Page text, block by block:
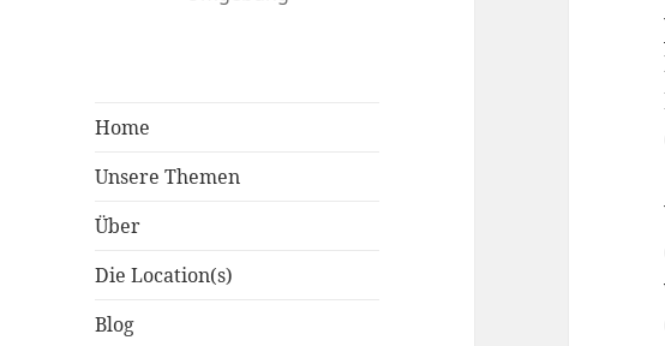
Home
Unsere Themen
Über
Die Location(s)
Blog